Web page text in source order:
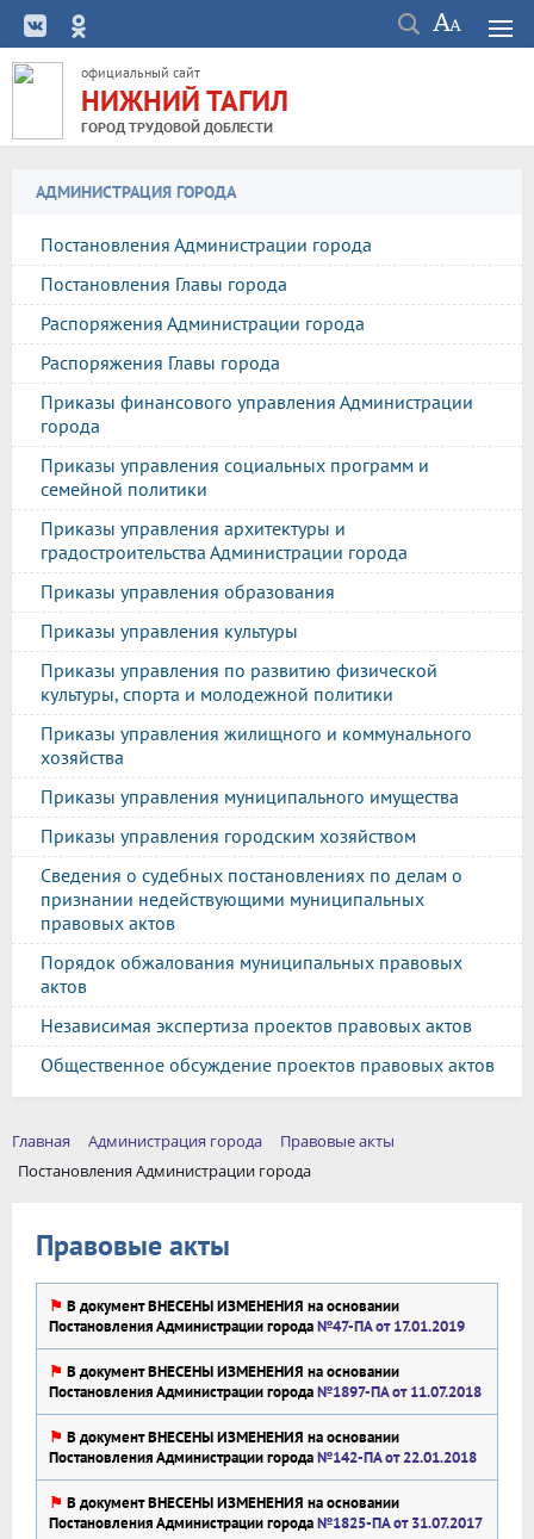
официальный сайт
НИЖНИЙ ТАГИЛ
ГОРОД ТРУДОВОЙ ДОБЛЕСТИ
АДМИНИСТРАЦИЯ ГОРОДА
Постановления Администрации города
Постановления Главы города
Распоряжения Администрации города
Распоряжения Главы города
Приказы финансового управления Администрации
города
Приказы управления социальных программ и
семейной политики
Приказы управления архитектуры и
градостроительства Администрации города
Приказы управления образования
Приказы управления культуры
Приказы управления по развитию физической
культуры, спорта и молодежной политики
Приказы управления жилищного и коммунального
хозяйства
Приказы управления муниципального имущества
Приказы управления городским хозяйством
Сведения о судебных постановлениях по делам о
признании недействующими муниципальных
правовых актов
Порядок обжалования муниципальных правовых
актов
Независимая экспертиза проектов правовых актов
Общественное обсуждение проектов правовых актов
Главная Администрация города
Правовые акты
Постановления Администрации города
Правовые акты
⚑ В документ ВНЕСЕНЫ ИЗМЕНЕНИЯ на основании
Постановления Администрации города№47-ПА от 17.01.2019
⚑ В документ ВНЕСЕНЫ ИЗМЕНЕНИЯ на основании
Постановления Администрации города№1897-ПА от 11.07.2018
⚑ В документ ВНЕСЕНЫ ИЗМЕНЕНИЯ на основании
Постановления Администрации города№142-ПА от 22.01.2018
⚑ В документ ВНЕСЕНЫ ИЗМЕНЕНИЯ на основании
Постановления Администрации города№1825-ПА от 31.07.2017